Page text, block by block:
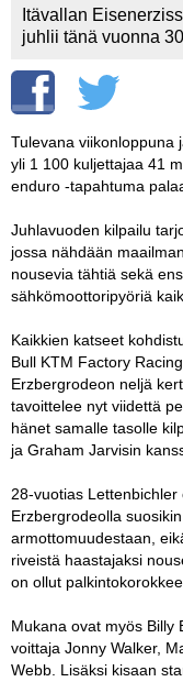
Itävallan
juhlii tänä vuonna
Tulevana viikonloppuna
yli 1 100 kuljettajaa 41
enduro -tapahtuma
Juhlavuoden kilpailu
jossa nähdään
nousevia tähtiä sekä
sähkömoottoripyöriä
Kaikkien katseet
Bull KTM Factory
Erzbergrodeon neljä
tavoittelee nyt viidettä
hänet samalle tasolle
ja Graham Jarvisin
28-vuotias
Erzbergrodeolla
armottomuudestaan,
riveistä haastajaksi
on ollut
Mukana ovat myös Billy
voittaja Jonny Walker,
Webb. Lisäksi kisaan